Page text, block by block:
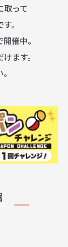
取って
。
催中。
ます。